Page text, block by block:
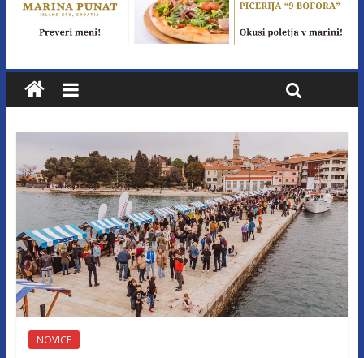
NOVICE